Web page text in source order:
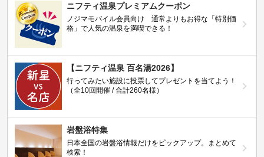
ニフティ温泉プレミアムクーポン
ノジマモバイル会員向け 通常よりもお得な「特別価
格」で人気の温泉を満喫できる！
【ニフティ温泉 百名湯2026】
行ってみたい施設に投票してプレゼントを当てよう！
（全10回開催 / 合計260名様）
岩盤浴特集
日本全国の岩盤浴情報だけをピックアップ。まとめて
検索！